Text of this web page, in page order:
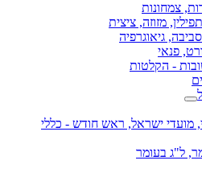
צמחונות
מזוזה, ציצית
גיאוגרפיה
פנאי
- הקלטות
מועדי ישראל, ראש חודש - כללי
ל"ג בעומר